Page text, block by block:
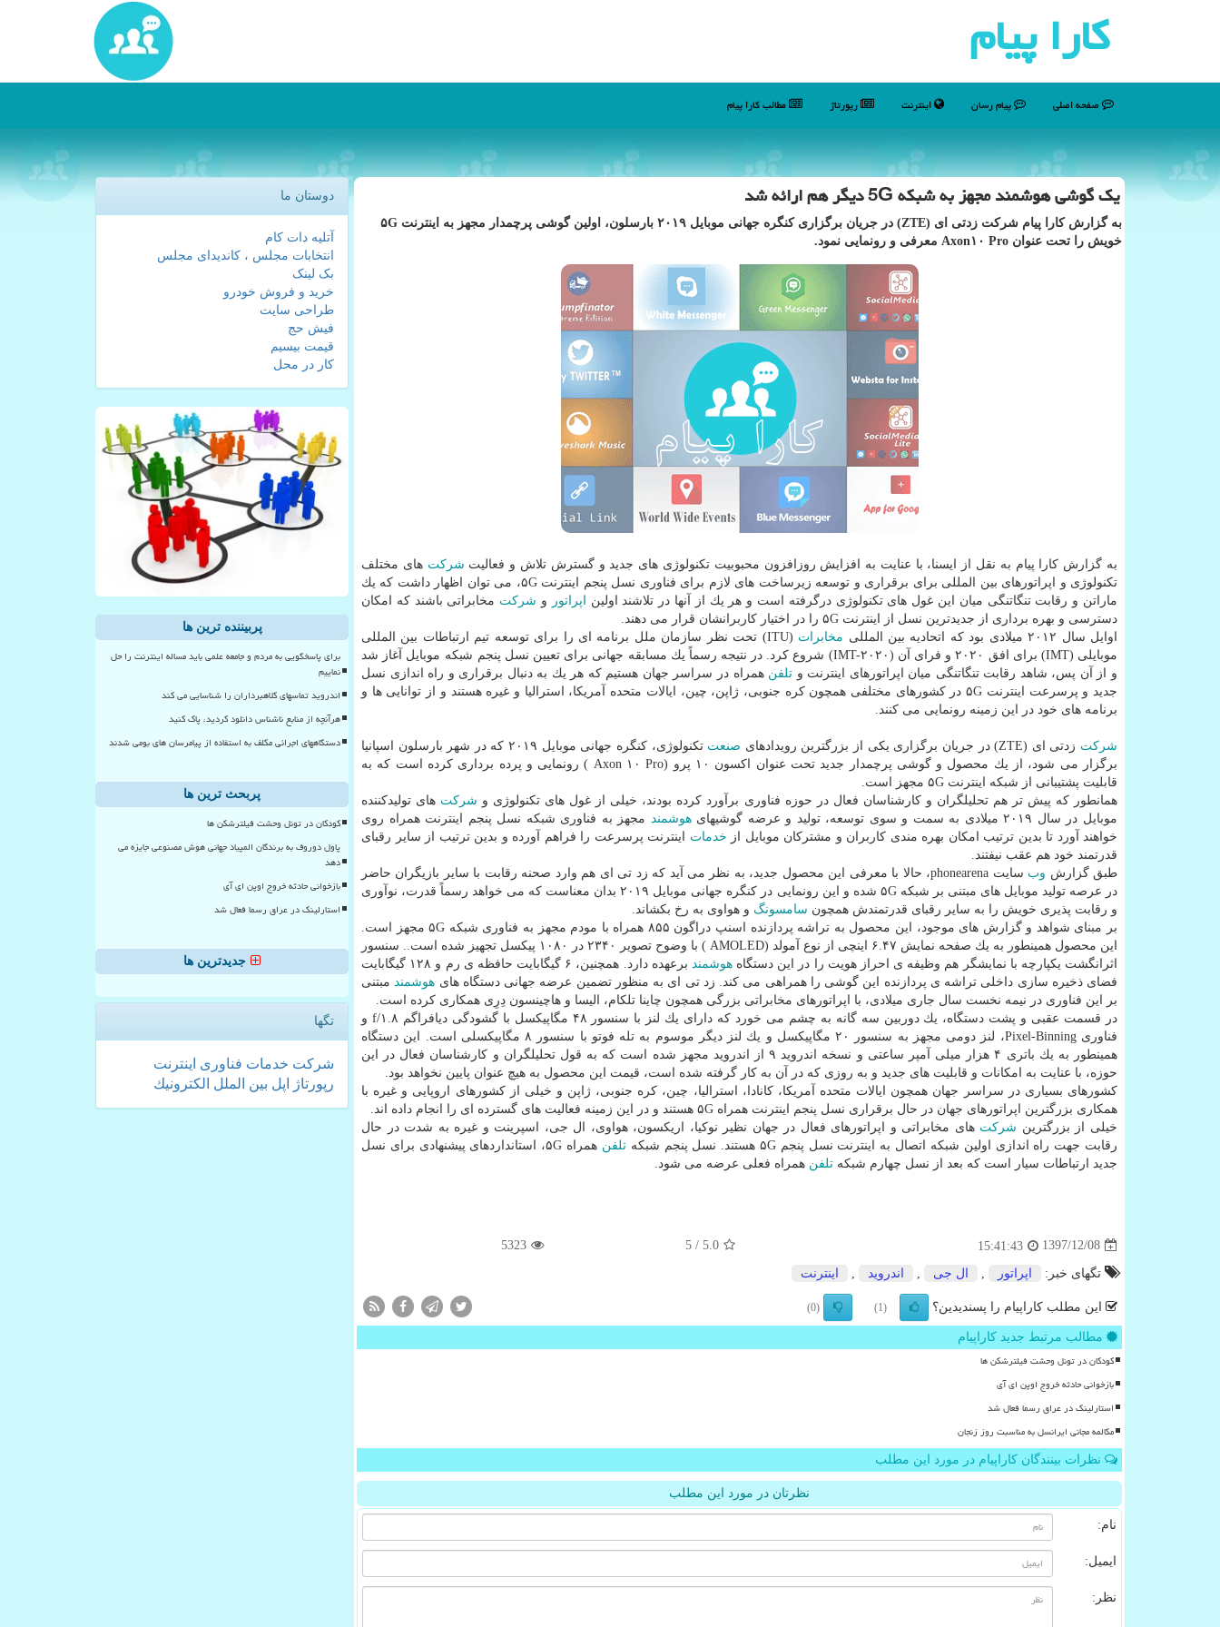
كارا پیام
صفحه اصلی پیام رسان اینترنت رپورتاژ مطالب كارا پیام
یك گوشی هوشمند مجهز به شبكه 5G دیگر هم ارائه شد
به گزارش كارا پیام شركت زدتی ای (ZTE) در جریان برگزاری كنگره جهانی موبایل ۲۰۱۹ بارسلون، اولین گوشی پرچمدار مجهز به اینترنت ۵G
خویش را تحت عنوان Axon۱۰ Pro معرفی و رونمایی نمود.
به گزارش كارا پیام به نقل از ایسنا، با عنایت به افزایش روزافزون محبوبیت تكنولوژی های جدید و گسترش تلاش و فعالیت شركت های مختلف
تكنولوژی و اپراتورهای بین المللی برای برقراری و توسعه زیرساخت های لازم برای فناوری نسل پنجم اینترنت ۵G، می توان اظهار داشت كه یك
ماراتن و رقابت تنگاتنگی میان این غول های تكنولوژی درگرفته است و هر یك از آنها در تلاشند اولین
اپراتور و شركت مخابراتی باشند كه امكان
دسترسی و بهره برداری از جدیدترین نسل از اینترنت ۵G را در اختیار كاربرانشان قرار می دهند.
اوایل سال ۲۰۱۲ میلادی بود كه اتحادیه بین المللی
مخابرات
(ITU) تحت نظر سازمان ملل برنامه ای را برای توسعه تیم ارتباطات بین المللی
موبایلی (IMT) برای افق ۲۰۲۰ و فرای آن (IMT-۲۰۲۰) شروع كرد. در نتیجه رسماً یك مسابقه جهانی برای تعیین نسل پنجم شبكه موبایل آغاز شد
و از آن پس، شاهد رقابت تنگاتنگی میان اپراتورهای اینترنت و تلفن همراه در سراسر جهان هستیم كه هر یك به دنبال برقراری و راه اندازی نسل
جدید و پرسرعت اینترنت ۵G در كشورهای مختلفی همچون كره جنوبی، ژاپن، چین، ایالات متحده آمریكا، استرالیا و غیره هستند و از توانایی ها و
برنامه های خود در این زمینه رونمایی می كنند.
شركت زدتی ای (ZTE) در جریان برگزاری یكی از بزرگترین رویدادهای صنعت
تكنولوژی، كنگره جهانی موبایل ۲۰۱۹ كه در شهر بارسلون اسپانیا
برگزار می شود، از یك محصول و گوشی پرچمدار جدید تحت عنوان اكسون ۱۰ پرو (Axon ۱۰ Pro ) رونمایی و پرده برداری كرده است كه به
قابلیت پشتیبانی از شبكه اینترنت ۵G مجهز است.
همانطور كه پیش تر هم تحلیلگران و كارشناسان فعال در حوزه فناوری برآورد كرده بودند، خیلی از غول های تكنولوژی و شركت های تولیدكننده
موبایل در سال ۲۰۱۹ میلادی به سمت و سوی توسعه، تولید و عرضه گوشیهای
هوشمند مجهز به فناوری شبكه نسل پنجم اینترنت همراه روی
خواهند آورد تا بدین ترتیب امكان بهره مندی كاربران و مشتركان موبایل از خدمات اینترنت پرسرعت را فراهم آورده و بدین ترتیب از سایر رقبای
قدرتمند خود هم عقب نیفتند.
طبق گزارش وب
سایت phonearena، حالا با معرفی این محصول جدید، به نظر می آید كه زد تی ای هم وارد صحنه رقابت با سایر بازیگران حاضر
در عرصه تولید موبایل های مبتنی بر شبكه ۵G شده و این رونمایی در كنگره جهانی موبایل ۲۰۱۹ بدان معناست كه می خواهد رسماً قدرت، نوآوری
و رقابت پذیری خویش را به سایر رقبای قدرتمندش همچون سامسونگ و هواوی به رخ بكشاند.
بر مبنای شواهد و گزارش های موجود، این محصول به تراشه پردازنده اسنپ دراگون ۸۵۵ همراه با مودم مجهز به فناوری شبكه ۵G مجهز است.
این محصول همینطور به یك صفحه نمایش ۶.۴۷ اینچی از نوع آمولد (AMOLED ) با وضوح تصویر ۲۳۴۰ در ۱۰۸۰ پیكسل تجهیز شده است.. سنسور
اثرانگشت یكپارچه با نمایشگر هم وظیفه ی احراز هویت را در این دستگاههوشمند
برعهده دارد. همچنین، ۶ گیگابایت حافظه ی رم و ۱۲۸ گیگابایت
فضای ذخیره سازی داخلی تراشه ی پردازنده این گوشی را همراهی می كند. زد تی ای به منظور تضمین عرضه جهانی دستگاه های هوشمندمبتنی
بر این فناوری در نیمه نخست سال جاری میلادی، با اپراتورهای مخابراتی بزرگی همچون چاینا تلكام، الیسا و هاچینسون دِرِی همكاری كرده است.
در قسمت عقبی و پشت دستگاه، یك دوربین سه گانه به چشم می خورد كه دارای یك لنز با سنسور ۴۸ مگاپیكسل با گشودگی دیافراگم f/۱.۸ و
فناوری Pixel-Binning، لنز دومی مجهز به سنسور ۲۰ مگاپیكسل و یك لنز دیگر موسوم به تله فوتو با سنسور ۸ مگاپیكسلی است. این دستگاه
همینطور به یك باتری ۴ هزار میلی آمپر ساعتی و نسخه اندروید ۹ از اندروید مجهز شده است كه به قول تحلیلگران و كارشناسان فعال در این
حوزه، با عنایت به امكانات و قابلیت های جدید و به روزی كه در آن به كار گرفته شده است، قیمت این محصول به هیچ عنوان پایین نخواهد بود.
كشورهای بسیاری در سراسر جهان همچون ایالات متحده آمریكا، كانادا، استرالیا، چین، كره جنوبی، ژاپن و خیلی از كشورهای اروپایی و غیره با
همكاری بزرگترین اپراتورهای جهان در حال برقراری نسل پنجم اینترنت همراه ۵G هستند و در این زمینه فعالیت های گسترده ای را انجام داده اند.
خیلی از بزرگترین شركت های مخابراتی و اپراتورهای فعال در جهان نظیر نوكیا، اریكسون، هواوی، ال جی، اسپرینت و غیره به شدت در حال
رقابت جهت راه اندازی اولین شبكه اتصال به اینترنت نسل پنجم ۵G هستند. نسل پنجم شبكه
تلفن
همراه ۵G، استانداردهای پیشنهادی برای نسل
جدید ارتباطات سیار است كه بعد از نسل چهارم شبكه تلفن همراه فعلی عرضه می شود.
1397/12/08
15:41:43
5.0
/ 5
5323
تگهای خبر: اپراتور ال جی اندروید اینترنت
این مطلب کاراپیام را پسندیدین؟ (1)
(0)
مطالب مرتبط جدید کاراپیام
کودکان در تونل وحشت فیلترشکن ها
بازخوانی حادثه خروج اوپن ای آی
استارلینک در عراق رسما فعال شد
مکالمه مجانی ایرانسل به مناسبت روز زنجان
نظرات بینندگان کاراپیام در مورد این مطلب
نظرتان در مورد این مطلب
نام:
ایمیل:
نظر:
دوستان ما
آتلیه دات کام
انتخابات مجلس ، کاندیدای مجلس
بک لینک
خرید و فروش خودرو
طراحی سایت
فیش حج
قیمت بیسیم
کار در محل
پربیننده ترین ها
برای پاسخگویی به مردم و جامعه علمی باید مساله اینترنت را حل
نماییم
اندروید تماسهای کلاهبرداران را شناسایی می کند
هرآنچه از منابع ناشناس دانلود کردید، پاک کنید
دستگاههای اجرائی مکلف به استفاده از پیامرسان های بومی شدند
پربحث ترین ها
کودکان در تونل وحشت فیلترشکن ها
پاول دوروف به برندگان المپیاد جهانی هوش مصنوعی جایزه می
دهد
بازخوانی حادثه خروج اوپن ای آی
استارلینک در عراق رسما فعال شد
جدیدترین ها
تگها
شركت خدمات فناوری اینترنت
رپورتاژ
اپل بین الملل الكترونیك